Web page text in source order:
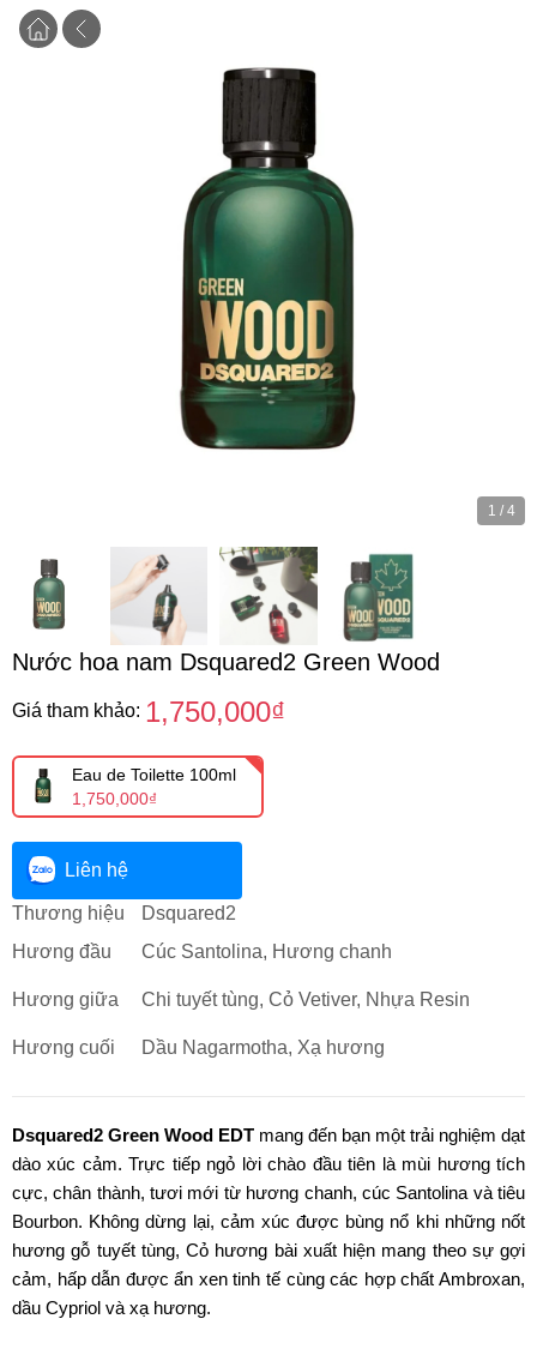
1 / 4
Nước hoa nam Dsquared2 Green Wood
Giá tham khảo: 1,750,000₫
Eau de Toilette 100ml
1,750,000₫
Liên hệ
Thương hiệu
Dsquared2
Hương đầu
Cúc Santolina, Hương chanh
Hương giữa Chi tuyết tùng, Cỏ Vetiver, Nhựa Resin
Hương cuối Dầu Nagarmotha, Xạ hương
Dsquared2 Green Wood EDT mang đến bạn một trải nghiệm dạt
dào xúc cảm. Trực tiếp ngỏ lời chào đầu tiên là mùi hương tích
cực, chân thành, tươi mới từ hương chanh, cúc Santolina và tiêu
Bourbon. Không dừng lại, cảm xúc được bùng nổ khi những nốt
hương gỗ tuyết tùng, Cỏ hương bài xuất hiện mang theo sự gợi
cảm, hấp dẫn được ẩn xen tinh tế cùng các hợp chất Ambroxan,
dầu Cypriol và xạ hương.